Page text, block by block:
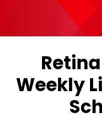
Weekly